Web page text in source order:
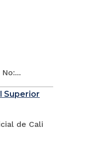
Superior
de Cali